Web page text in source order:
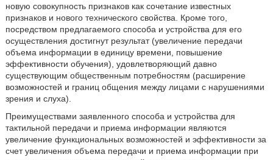
новую совокупность признаков как сочетание известных
признаков и нового технического свойства. Кроме того,
посредством предлагаемого способа и устройства для его
осуществления достигнут результат (увеличение передачи
объема информации в единицу времени, повышение
эффективности обучения), удовлетворяющий давно
существующим общественным потребностям (расширение
возможностей и границ общения между лицами с нарушениями
зрения и слуха).
Преимуществами заявленного способа и устройства для
тактильной передачи и приема информации являются
увеличение функциональных возможностей и эффективности за
счет увеличения объема передачи и приема информации при